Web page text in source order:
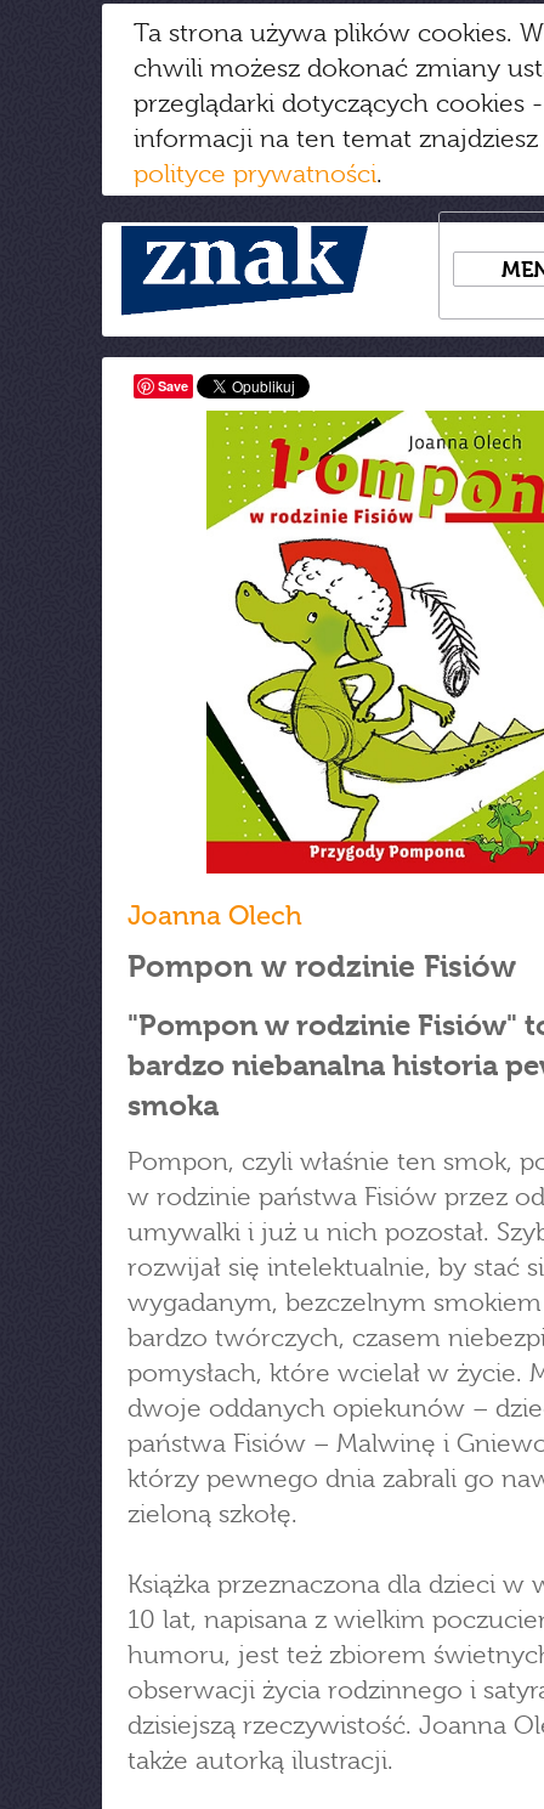
Ta strona używa plików cookies.
chwili możesz dokonać zmiany
przeglądarki dotyczących cookies
informacji na ten temat
polityce prywatności.
Save
Joanna Olech
Pompon w rodzinie Fisiów
"Pompon w rodzinie Fisiów"
bardzo niebanalna historia
smoka
Pompon, czyli właśnie ten smok,
w rodzinie państwa Fisiów przez
umywalki i już u nich pozostał.
rozwijał się intelektualnie, by stać
wygadanym, bezczelnym
bardzo twórczych, czasem
pomysłach, które wcielał w życie.
dwoje oddanych opiekunów –
państwa Fisiów – Malwinę i
którzy pewnego dnia zabrali go
zieloną szkołę.
Książka przeznaczona dla dzieci w
10 lat, napisana z wielkim
humoru, jest też zbiorem
obserwacji życia rodzinnego i
dzisiejszą rzeczywistość. Joanna
także autorką ilustracji.